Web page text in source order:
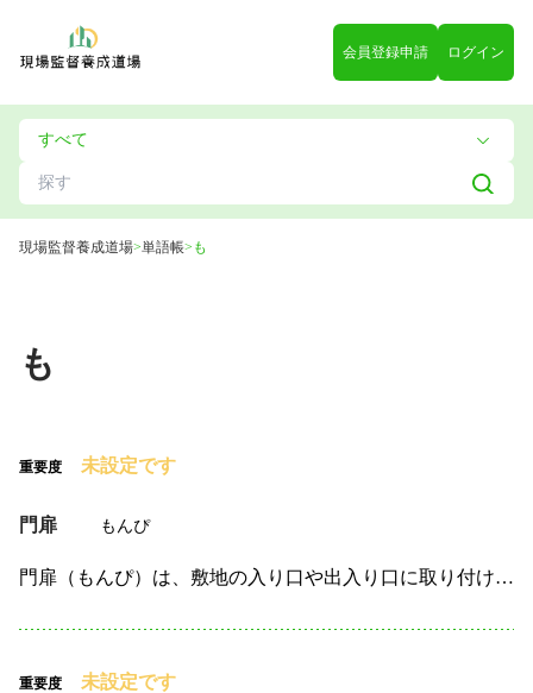
会員登録申請 ログイン
現場監督養成道場>単語帳> も
も
重要度 未設定です
門扉 もんぴ
門扉（もんぴ）は、敷地の入り口や出入り口に取り付けられる扉で、 主に建物や庭、駐車場、塀の一部として設置されます。 門扉は防犯性、プライバシーの確保、美観の向上を目的として使用され、住宅地や商業施…
重要度 未設定です